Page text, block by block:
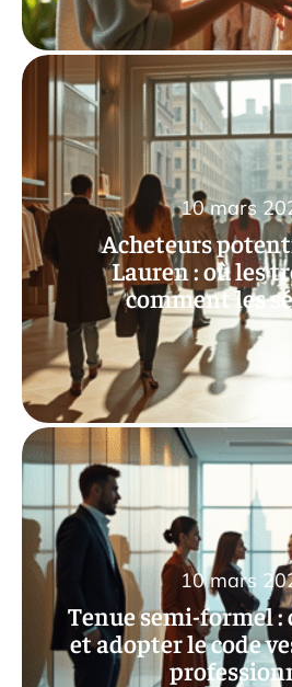
Acheteurs
Lauren : où les
comment les
10 mars
Tenue semi-formel
et adopter le code
10 mars